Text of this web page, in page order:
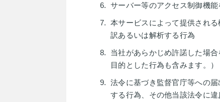
サーバー等のアクセス制御機
本サービスによって提供され
訳あるいは解析する行為
当社があらかじめ許諾した場
目的とした行為も含みます。）
法令に基づき監督官庁等への
する行為、その他当該法令に